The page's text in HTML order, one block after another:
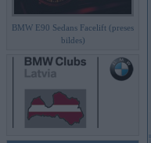
BMW E90 Sedans Facelift (preses
bildes)